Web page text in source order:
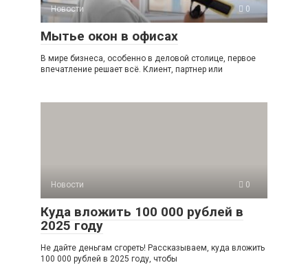
Новости 0
Мытье окон в офисах
В мире бизнеса, особенно в деловой столице, первое
впечатление решает всё. Клиент, партнер или
Новости 0
Куда вложить 100 000 рублей в
2025 году
Не дайте деньгам сгореть! Рассказываем, куда вложить
100 000 рублей в 2025 году, чтобы